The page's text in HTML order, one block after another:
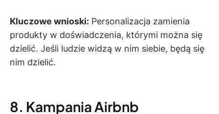
Kluczowe wnioski: Personalizacja zamienia
produkty w doświadczenia, którymi można się
dzielić. Jeśli ludzie widzą w nim siebie, będą się
nim dzielić.
8. Kampania Airbnb